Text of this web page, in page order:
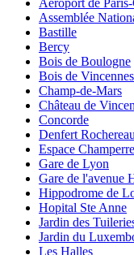
Assemblée
Bastille
Bercy
Bois de Boulogne
Bois de Vincennes
Champ-de-Mars
Château de
Concorde
Denfert Rochereau
Espace
Gare de Lyon
Gare de l'avenue
Hippodrome de
Hopital Ste Anne
Jardin des
Jardin du
Les Halles